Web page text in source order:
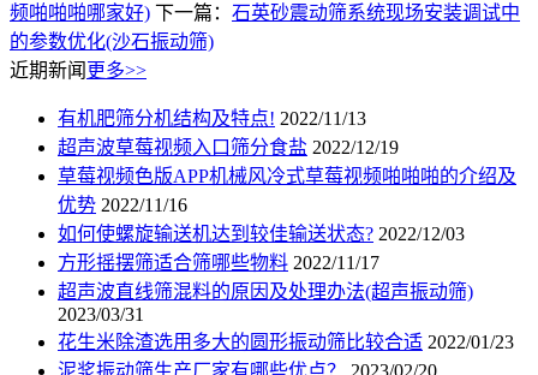
频啪啪啪哪家好) 下一篇： 石英砂震动筛系统现场安装调试中
的参数优化(沙石振动筛)
近期新闻 更多>>
有机肥筛分机结构及特点! 2022/11/13
超声波草莓视频入口筛分食盐 2022/12/19
草莓视频色版APP机械风冷式草莓视频啪啪啪的介绍及
优势 2022/11/16
如何使螺旋输送机达到较佳输送状态? 2022/12/03
方形摇摆筛适合筛哪些物料 2022/11/17
超声波直线筛混料的原因及处理办法(超声振动筛)
2023/03/31
花生米除渣选用多大的圆形振动筛比较合适 2022/01/23
泥浆振动筛生产厂家有哪些优点？
2023/02/20